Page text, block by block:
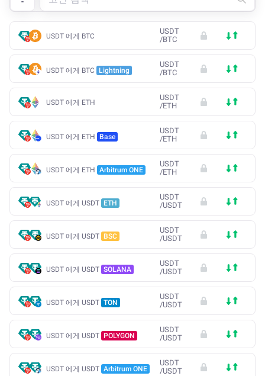
USDT 에게 BTC
USDT
/BTC
USDT 에게 BTC Lightning
USDT
/BTC
USDT 에게 ETH
USDT
/ETH
USDT 에게 ETH Base
USDT
/ETH
USDT 에게 ETH Arbitrum ONE
USDT
/ETH
USDT 에게 USDT ETH
USDT
/USDT
USDT 에게 USDT BSC
USDT
/USDT
USDT 에게 USDT SOLANA
USDT
/USDT
USDT 에게 USDT TON
USDT
/USDT
USDT 에게 USDT POLYGON
USDT
/USDT
USDT 에게 USDT Arbitrum ONE
USDT
/USDT